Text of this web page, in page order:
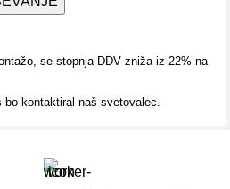
se stopnja DDV zniža iz 22% na
kontaktiral naš svetovalec.